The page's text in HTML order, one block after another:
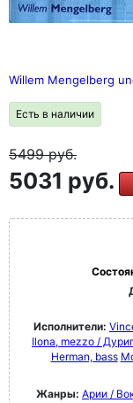
Willem Mengelberg
Есть в наличии
5499руб.
5031 руб.
Исполнители:
Ilona, mezzo /
Herman, bass
Жанры: Арии /